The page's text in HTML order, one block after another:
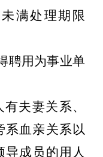
满处理期限
聘用为事业单
夫妻关系、
系血亲关系以
导成员的用人